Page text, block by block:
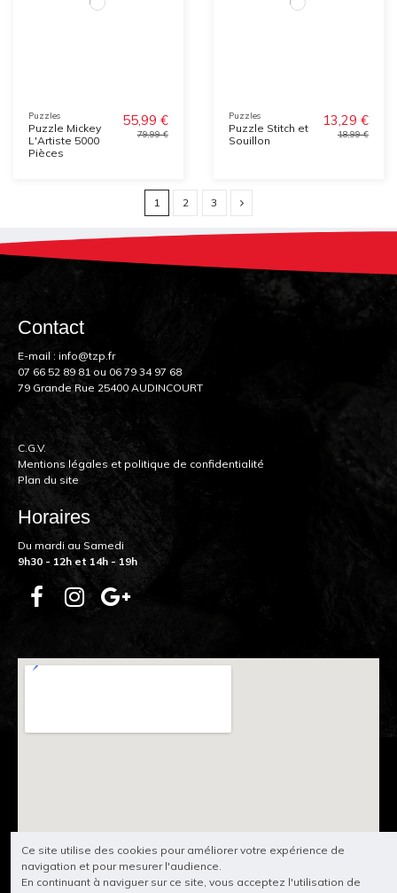
Puzzles
Puzzle Mickey
L'Artiste 5000
Pièces
55,99 €
79,99 €
Puzzles
Puzzle Stitch et
Souillon
13,29 €
18,99 €
1 2 3
Contact
E-mail : info@tzp.fr
07 66 52 89 81 ou 06 79 34 97 68
79 Grande Rue 25400 AUDINCOURT
C.G.V.
Mentions légales et politique de confidentialité
Plan du site
Horaires
Du mardi au Samedi
9h30 - 12h et 14h - 19h
Ce site utilise des cookies pour améliorer votre expérience de
navigation et pour mesurer l'audience.
En continuant à naviguer sur ce site, vous acceptez l'utilisation de